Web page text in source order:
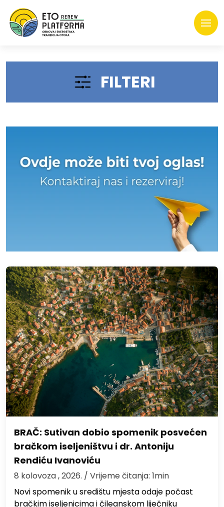
FILTERI
BRAČ: Sutivan dobio spomenik posvećen
bračkom iseljeništvu i dr. Antoniju
Rendiću Ivanoviću
8 kolovoza , 2026. / Vrijeme čitanja: 1min
Novi spomenik u središtu mjesta odaje počast
bračkim iseljenicima i čileanskom liječniku